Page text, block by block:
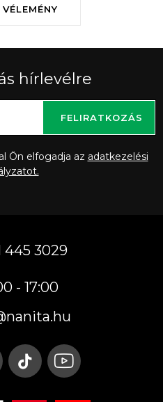
hírlevélre
Ön elfogadja az adatkezelési
FELIRATKOZÁS
445 3029
- 17:00
nanita.hu